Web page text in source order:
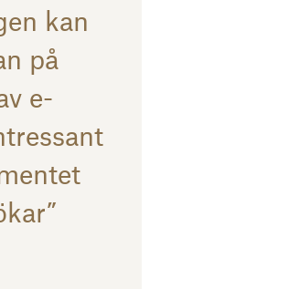
kan
på
e-